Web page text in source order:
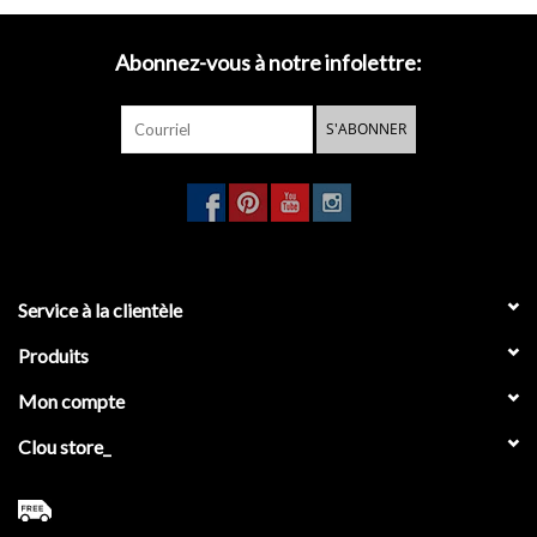
installation facile
Le porte-serviette Flat double est monté avec une plaque en metal
qui est vissée au mur.Le porte-serviette est accroché à cette
Abonnez-vous à notre infolettre:
S'ABONNER
Service à la clientèle
Produits
Mon compte
Clou store_